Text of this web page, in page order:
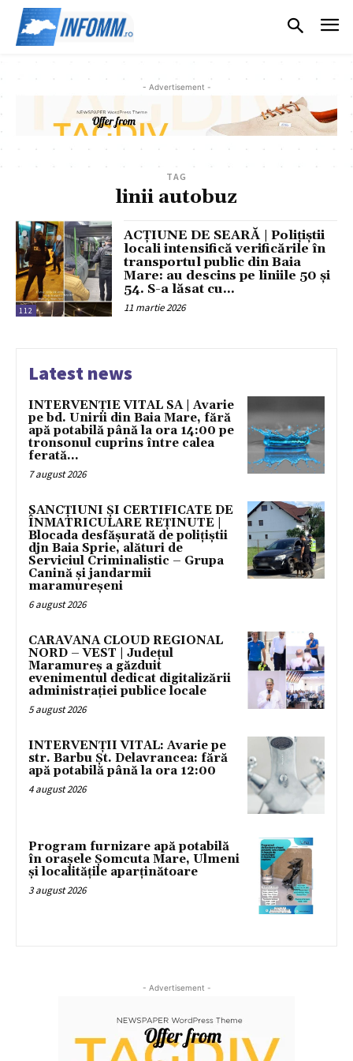
- Advertisement -
TAG
linii autobuz
112
ACȚIUNE DE SEARĂ | Polițiștii
locali intensifică verificările în
transportul public din Baia
Mare: au descins pe liniile 50 și
54. S-a lăsat cu...
11 martie 2026
Latest news
INTERVENȚIE VITAL SA | Avarie
pe bd. Unirii din Baia Mare, fără
apă potabilă până la ora 14:00 pe
tronsonul cuprins între calea
ferată...
7 august 2026
SANCȚIUNI ȘI CERTIFICATE DE
ÎNMATRICULARE REȚINUTE |
Blocada desfășurată de polițiștii
djn Baia Sprie, alături de
Serviciul Criminalistic – Grupa
Canină și jandarmii
maramureșeni
6 august 2026
CARAVANA CLOUD REGIONAL
NORD – VEST | Județul
Maramureș a găzduit
evenimentul dedicat digitalizării
administrației publice locale
5 august 2026
INTERVENȚII VITAL: Avarie pe
str. Barbu Șt. Delavrancea: fără
apă potabilă până la ora 12:00
4 august 2026
Program furnizare apă potabilă
în orașele Șomcuta Mare, Ulmeni
și localitățile aparținătoare
3 august 2026
- Advertisement -